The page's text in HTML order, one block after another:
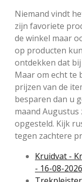
Niemand vindt
zijn favoriete
de winkel maar
op producten
ontdekken dat
Maar om echt te
prijzen van de
besparen dan u
maand
opgesteld. Kijk
tegen zachtere
Kruidvat -
- 16-08-